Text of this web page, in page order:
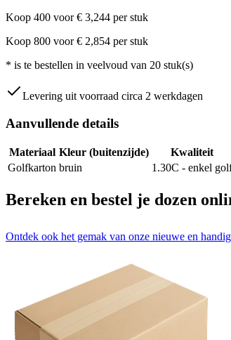
Koop 400 voor € 3,244 per stuk
Koop 800 voor € 2,854 per stuk
* is te bestellen in veelvoud van 20 stuk(s)
Levering uit voorraad circa 2 werkdagen
Aanvullende details
Materiaal Kleur (buitenzijde) Kwaliteit
Golfkarton bruin 1.30C - enkel
Bereken en bestel je dozen
Ontdek ook het gemak van onze nieuwe en